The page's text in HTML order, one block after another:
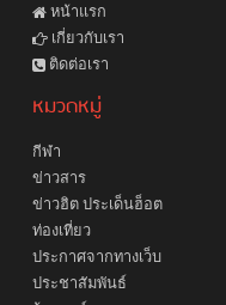
หน้าแรก
เกี่ยวกับเรา
ติดต่อเรา
หมวดหมู่
กีฬา
ข่าวสาร
ข่าวฮิต ประเด็นฮ็อต
ท่องเที่ยว
ประกาศจากทางเว็บ
ประชาสัมพันธ์